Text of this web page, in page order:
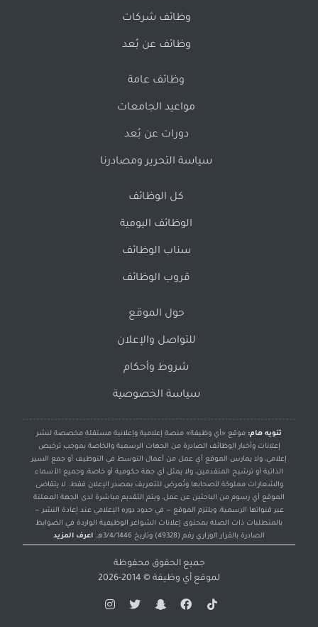
وظائف شركات
وظائف عن بُعد
وظائف عامة
مواعيد الجامعات
دورات عن بُعد
سياسة التحرير ومصادرنا
كل الوظائف
الوظائف اليومية
سناب الوظائف
قروب الوظائف
حول الموقع
للتواصل والإعلان
شروط وأحكام
سياسة الخصوصية
تنويه هام: موقع «أي وظيفة» منصة إعلامية وإعلانية مستقلة مخصصة لنشر
إعلانات وأخبار الوظائف الصادرة من الجهات الرسمية والخاصة بموجب ترخيص
إعلامي، ولا يمارس الموقع أي عمل من أعمال التوسط في التوظيف أو جمع السير
الذاتية أو ترشيح المتقدمين، ولا يمثل أي جهة حكومية أو خاصة، وجميع الأسماء
والشعارات مملوكة لأصحابها وتُعرض للتعريف بمصدر الإعلان فقط. لا يتقاضى
الموقع أي رسوم من الباحثين عن عمل، ويتم التقديم مباشرة لدى الجهة المعلنة
عبر قنواتها الرسمية، ويلتزم الموقع — في حدود دوره الإعلامي عند إعادة النشر —
بالمتطلبات ذات الصلة بمحتوى إعلانات الشواغر الوظيفية الواردة في الضوابط
الصادرة بالقرار الوزاري رقم (49328) وتاريخ 3/4/1446هـ.
اعرف المزيد
جميع الحقوق محفوظة
لموقع أي وظيفة © 2014-2026